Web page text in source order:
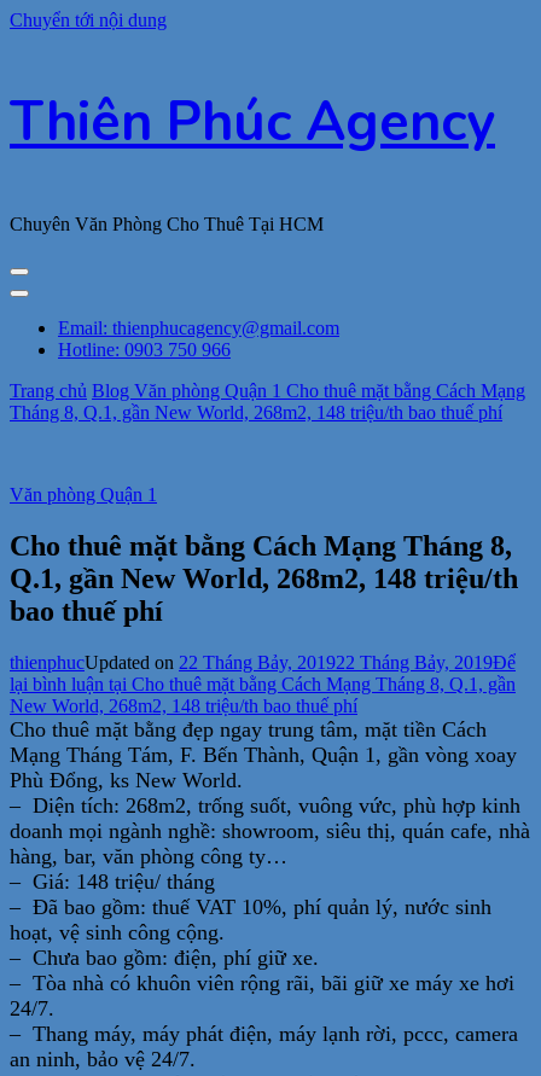
Chuyển tới nội dung
Thiên Phúc Agency
Chuyên Văn Phòng Cho Thuê Tại HCM
Email: thienphucagency@gmail.com
Hotline: 0903 750 966
Trang chủ Blog Văn phòng Quận 1 Cho thuê mặt bằng Cách Mạng
Tháng 8, Q.1, gần New World, 268m2, 148 triệu/th bao thuế phí
Văn phòng Quận 1
Cho thuê mặt bằng Cách Mạng Tháng 8,
Q.1, gần New World, 268m2, 148 triệu/th
bao thuế phí
thienphucUpdated on 22 Tháng Bảy, 201922 Tháng Bảy, 2019Để
lại bình luận tại Cho thuê mặt bằng Cách Mạng Tháng 8, Q.1, gần
New World, 268m2, 148 triệu/th bao thuế phí
Cho thuê mặt bằng đẹp ngay trung tâm, mặt tiền Cách
Mạng Tháng Tám, F. Bến Thành, Quận 1, gần vòng xoay
Phù Đổng, ks New World.
– Diện tích: 268m2, trống suốt, vuông vức, phù hợp kinh
doanh mọi ngành nghề: showroom, siêu thị, quán cafe, nhà
hàng, bar, văn phòng công ty…
– Giá: 148 triệu/ tháng
– Đã bao gồm: thuế VAT 10%, phí quản lý, nước sinh
hoạt, vệ sinh công cộng.
– Chưa bao gồm: điện, phí giữ xe.
– Tòa nhà có khuôn viên rộng rãi, bãi giữ xe máy xe hơi
24/7.
– Thang máy, máy phát điện, máy lạnh rời, pccc, camera
an ninh, bảo vệ 24/7.